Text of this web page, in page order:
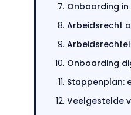
Onboarding
Arbeidsrecht
Onboarding
Stappenplan:
Veelgestelde